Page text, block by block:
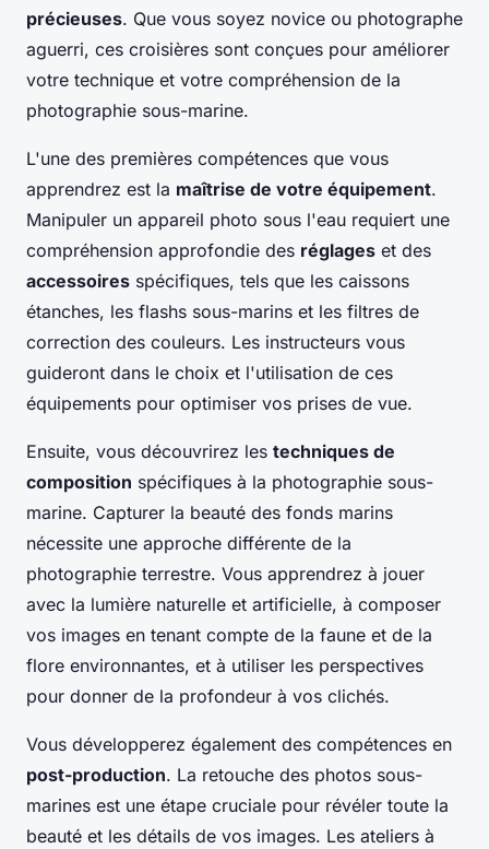
précieuses. Que vous soyez novice ou photographe
aguerri, ces croisières sont conçues pour améliorer
votre technique et votre compréhension de la
photographie sous-marine.
L'une des premières compétences que vous
apprendrez est la maîtrise de votre équipement.
Manipuler un appareil photo sous l'eau requiert une
compréhension approfondie des réglages et des
accessoires spécifiques, tels que les caissons
étanches, les flashs sous-marins et les filtres de
correction des couleurs. Les instructeurs vous
guideront dans le choix et l'utilisation de ces
équipements pour optimiser vos prises de vue.
Ensuite, vous découvrirez les techniques de
composition spécifiques à la photographie sous-
marine. Capturer la beauté des fonds marins
nécessite une approche différente de la
photographie terrestre. Vous apprendrez à jouer
avec la lumière naturelle et artificielle, à composer
vos images en tenant compte de la faune et de la
flore environnantes, et à utiliser les perspectives
pour donner de la profondeur à vos clichés.
Vous développerez également des compétences en
post-production. La retouche des photos sous-
marines est une étape cruciale pour révéler toute la
beauté et les détails de vos images. Les ateliers à